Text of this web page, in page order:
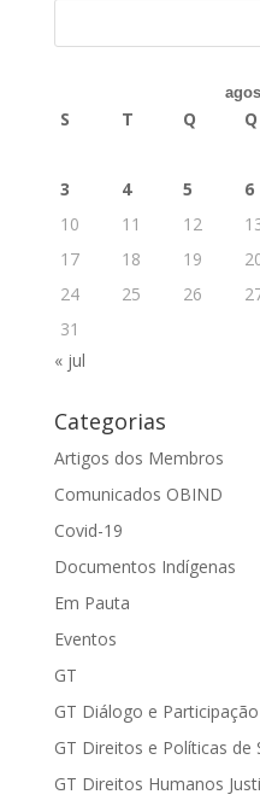
S T Q Q
3
4 5 6
10
11 12
17
18 19
24
25 26
31
« jul
Categorias
Artigos dos Membros
Comunicados OBIND
Covid-19
Documentos Indígenas
Em Pauta
Eventos
GT
GT Diálogo e
GT Direitos e Políticas de
GT Direitos Humanos